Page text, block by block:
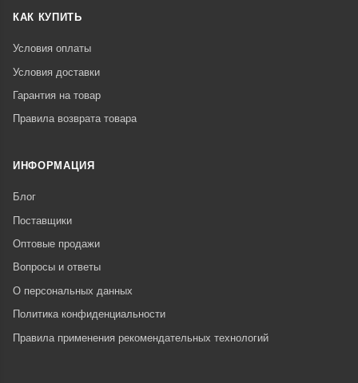
КАК КУПИТЬ
Условия оплаты
Условия доставки
Гарантия на товар
Правила возврата товара
ИНФОРМАЦИЯ
Блог
Поставщики
Оптовые продажи
Вопросы и ответы
О персональных данных
Политика конфиденциальности
Правила применения рекомендательных технологий